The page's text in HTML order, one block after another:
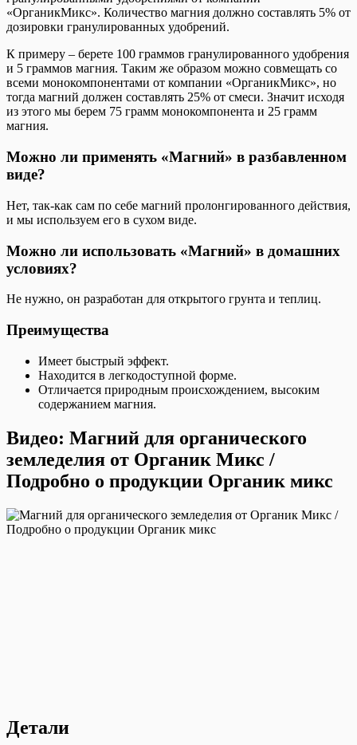
«ОрганикМикс». Количество магния должно составлять 5% от
дозировки гранулированных удобрений.
К примеру – берете 100 граммов гранулированного удобрения
и 5 граммов магния. Таким же образом можно совмещать со
всеми монокомпонентами от компании «ОрганикМикс», но
тогда магний должен составлять 25% от смеси. Значит исходя
из этого мы берем 75 грамм монокомпонента и 25 грамм
магния.
Можно ли применять «Магний» в разбавленном
виде?
Нет, так-как сам по себе магний пролонгированного действия,
и мы используем его в сухом виде.
Можно ли использовать «Магний» в домашних
условиях?
Не нужно, он разработан для открытого грунта и теплиц.
Преимущества
Имеет быстрый эффект.
Находится в легкодоступной форме.
Отличается природным происхождением, высоким
содержанием магния.
Видео: Магний для органического
земледелия от Органик Микс /
Подробно о продукции Органик микс
Детали